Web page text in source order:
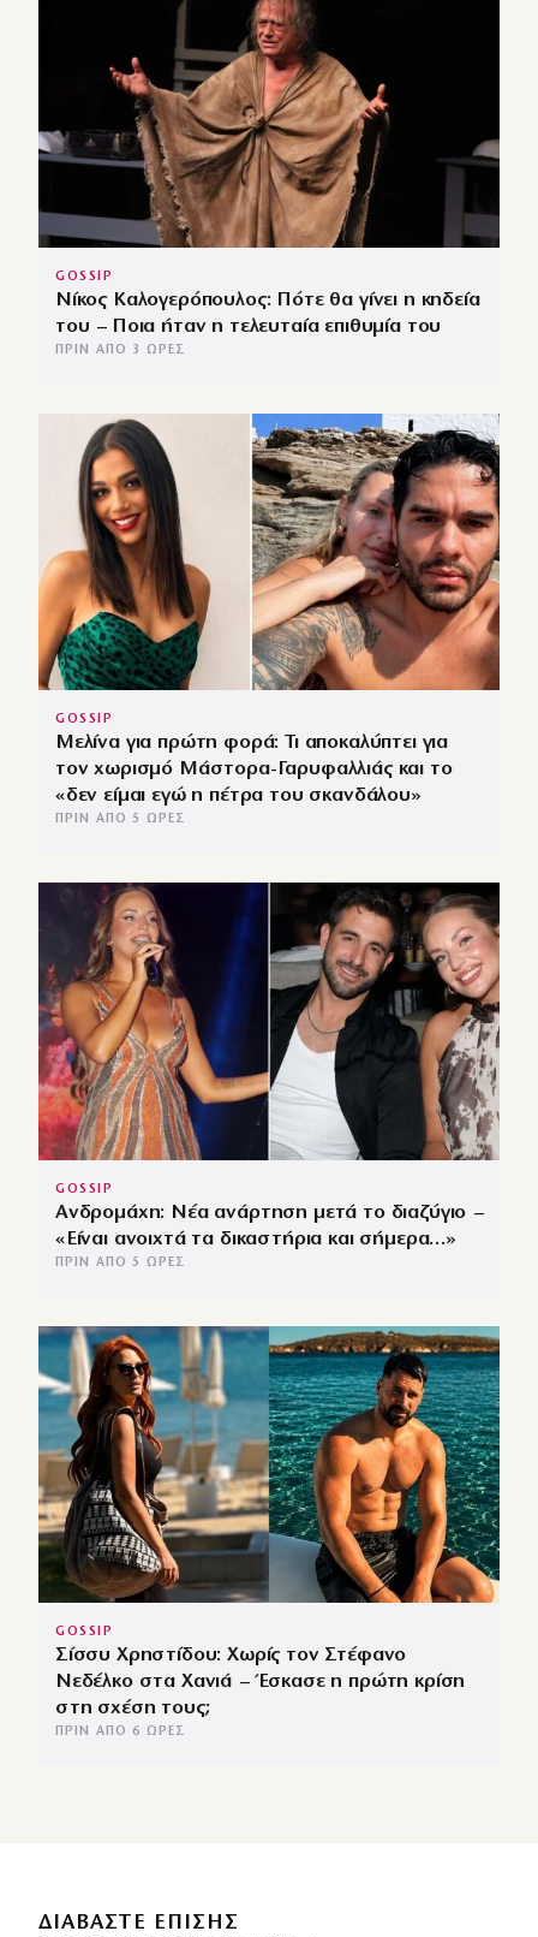
GOSSIP
Νίκος Καλογερόπουλος: Πότε θα γίνει η κηδεία
του – Ποια ήταν η τελευταία επιθυμία του
ΠΡΙΝ ΑΠΌ 3 ΏΡΕΣ
GOSSIP
Μελίνα για πρώτη φορά: Τι αποκαλύπτει για
τον χωρισμό Μάστορα-Γαρυφαλλιάς και το
«δεν είμαι εγώ η πέτρα του σκανδάλου»
ΠΡΙΝ ΑΠΌ 5 ΏΡΕΣ
GOSSIP
Ανδρομάχη: Νέα ανάρτηση μετά το διαζύγιο –
«Είναι ανοιχτά τα δικαστήρια και σήμερα…»
ΠΡΙΝ ΑΠΌ 5 ΏΡΕΣ
GOSSIP
Σίσσυ Χρηστίδου: Χωρίς τον Στέφανο
Νεδέλκο στα Χανιά – Έσκασε η πρώτη κρίση
στη σχέση τους;
ΠΡΙΝ ΑΠΌ 6 ΏΡΕΣ
ΔΙΑΒΑΣΤΕ ΕΠΙΣΗΣ